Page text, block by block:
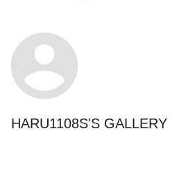
HARU1108S'S GALLERY